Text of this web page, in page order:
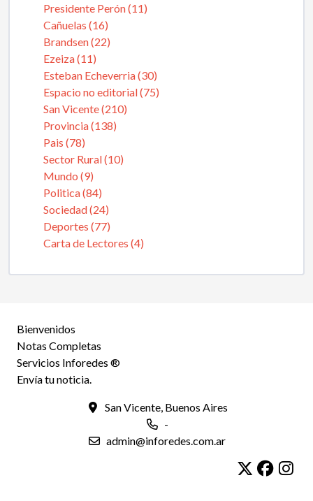
Presidente Perón (11)
Cañuelas (16)
Brandsen (22)
Ezeiza (11)
Esteban Echeverria (30)
Espacio no editorial (75)
San Vicente (210)
Provincia (138)
Pais (78)
Sector Rural (10)
Mundo (9)
Politica (84)
Sociedad (24)
Deportes (77)
Carta de Lectores (4)
Bienvenidos
Notas Completas
Servicios Inforedes ®
Envía tu noticia.
San Vicente, Buenos Aires
-
admin@inforedes.com.ar